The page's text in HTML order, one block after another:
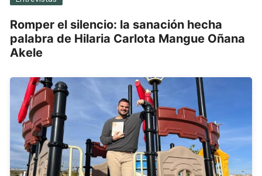
Romper el silencio: la sanación hecha
palabra de Hilaria Carlota Mangue Oñana
Akele